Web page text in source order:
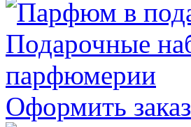
Оформить заказ